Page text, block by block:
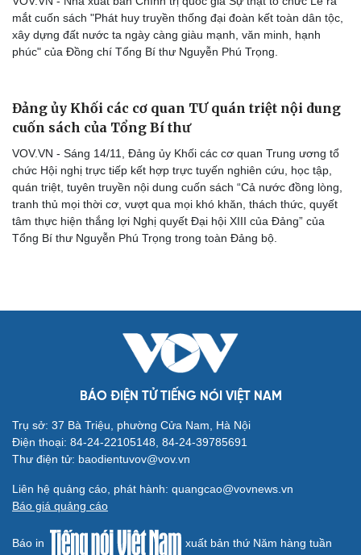
Hạt giống tâm hồn
Cải chính
mắt cuốn sách "Phát huy truyền thống đại đoàn kết toàn dân tộc,
xây dựng đất nước ta ngày càng giàu mạnh, văn minh, hạnh
phúc" của Đồng chí Tổng Bí thư Nguyễn Phú Trọng.
Đảng ủy Khối các cơ quan TƯ quán triệt nội dung
cuốn sách của Tổng Bí thư
VOV.VN - Sáng 14/11, Đảng ủy Khối các cơ quan Trung ương tổ
chức Hội nghị trực tiếp kết hợp trực tuyến nghiên cứu, học tập,
quán triệt, tuyên truyền nội dung cuốn sách “Cả nước đồng lòng,
tranh thủ mọi thời cơ, vượt qua mọi khó khăn, thách thức, quyết
tâm thực hiện thắng lợi Nghị quyết Đại hội XIII của Đảng” của
Tổng Bí thư Nguyễn Phú Trọng trong toàn Đảng bộ.
BÁO ĐIỆN TỬ TIẾNG NÓI VIỆT NAM
Trụ sở: 37 Bà Triệu, phường Cửa Nam, Hà Nội
Điện thoại: 84-24-22105148, 84-24-39785691
Thư điện tử: baodientuvov@vov.vn
Liên hệ quảng cáo, phát hành: quangcao@vovnews.vn
Báo giá quảng cáo
Báo in xuất bản thứ Năm hàng tuần